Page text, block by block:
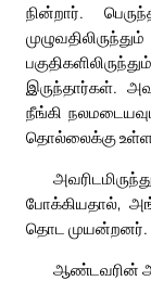
நின்றார்.
இருந்தார்கள்.
நீங்கி
தொல்லைக்கு
போக்கியதால்,
தொட முயன்றனர்.
ஆண்டவரின்